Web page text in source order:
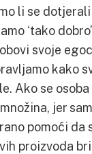
li se
‘tako
svoje
kako
Ako se
jer
pomoći da
proizvoda